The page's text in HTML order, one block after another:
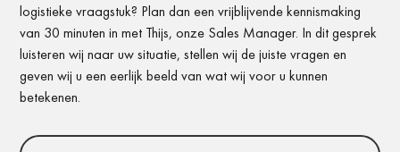
logistieke vraagstuk? Plan dan een vrijblijvende kennismaking
van 30 minuten in met Thijs, onze Sales Manager. In dit gesprek
luisteren wij naar uw situatie, stellen wij de juiste vragen en
geven wij u een eerlijk beeld van wat wij voor u kunnen
betekenen.